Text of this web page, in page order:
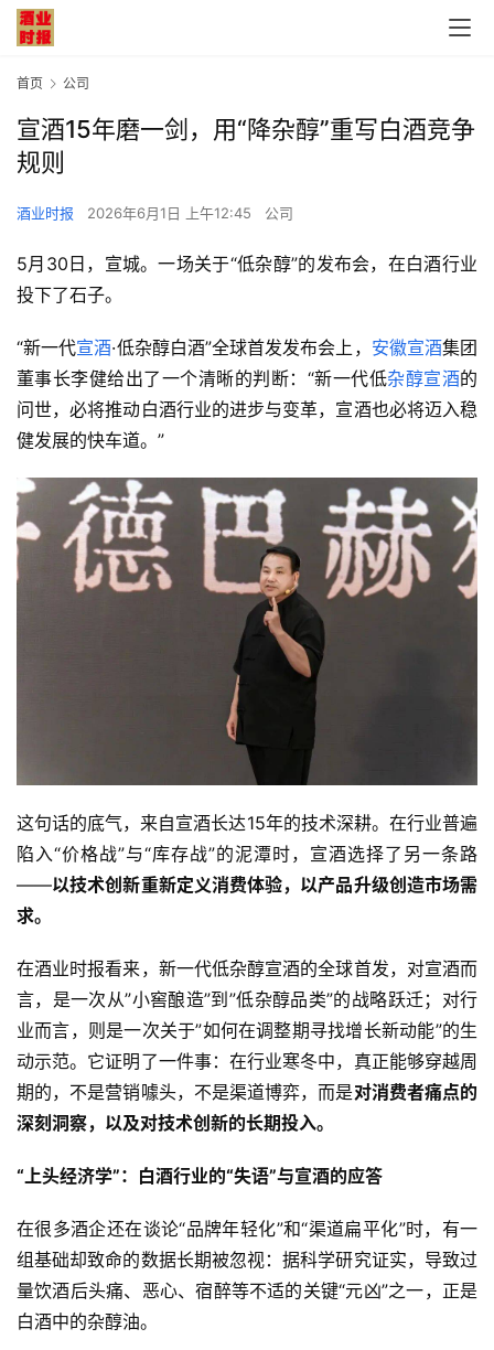
首页 公司
宣酒15年磨一剑，用“降杂醇”重写白酒竞争
规则
酒业时报 2026年6月1日 上午12:45 公司
5月30日，宣城。一场关于“低杂醇”的发布会，在白酒行业
投下了石子。
“新一代宣酒·低杂醇白酒”全球首发发布会上， 安徽宣酒集团
董事长李健给出了一个清晰的判断：“新一代低杂醇宣酒的
问世，必将推动白酒行业的进步与变革，宣酒也必将迈入稳
健发展的快车道。”
这句话的底气，来自宣酒长达15年的技术深耕。在行业普遍
陷入“价格战”与“库存战”的泥潭时，宣酒选择了另一条路
——以技术创新重新定义消费体验，以产品升级创造市场需
求。
在酒业时报看来，新一代低杂醇宣酒的全球首发，对宣酒而
言，是一次从”小窖酿造”到”低杂醇品类”的战略跃迁；对行
业而言，则是一次关于”如何在调整期寻找增长新动能”的生
动示范。它证明了一件事：在行业寒冬中，真正能够穿越周
期的，不是营销噱头，不是渠道博弈，而是对消费者痛点的
深刻洞察，以及对技术创新的长期投入。
“上头经济学”：白酒行业的“失语”与宣酒的应答
在很多酒企还在谈论“品牌年轻化”和“渠道扁平化”时，有一
组基础却致命的数据长期被忽视：据科学研究证实，导致过
量饮酒后头痛、恶心、宿醉等不适的关键“元凶”之一，正是
白酒中的杂醇油。